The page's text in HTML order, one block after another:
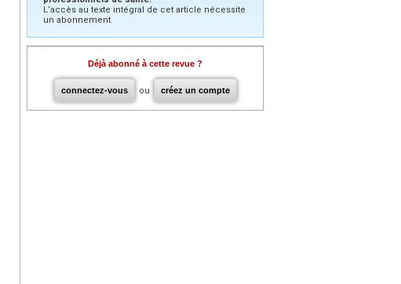
L’accès au texte intégral de cet article nécessite
un abonnement.
Déjà abonné à cette revue ?
connectez-vous ou créez un compte